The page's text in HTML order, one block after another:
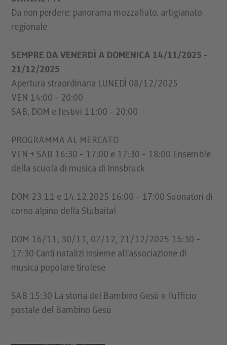
Da non perdere: panorama mozzafiato, artigianato
regionale
SEMPRE DA VENERDÌ A DOMENICA 14/11/2025 -
21/12/2025
Apertura straordinaria LUNEDÌ 08/12/2025
VEN 14:00 - 20:00
SAB, DOM e festivi 11:00 - 20:00
PROGRAMMA AL MERCATO
VEN + SAB 16:30 - 17:00 e 17:30 - 18:00 Ensemble
della scuola di musica di Innsbruck
DOM 23.11 e 14.12.2025 16:00 - 17:00 Suonatori di
corno alpino della Stubaital
DOM 16/11, 30/11, 07/12, 21/12/2025 15:30 -
17:30 Canti natalizi insieme all'associazione di
musica popolare tirolese
SAB 15:30 La storia del Bambino Gesù e l'ufficio
postale del Bambino Gesù